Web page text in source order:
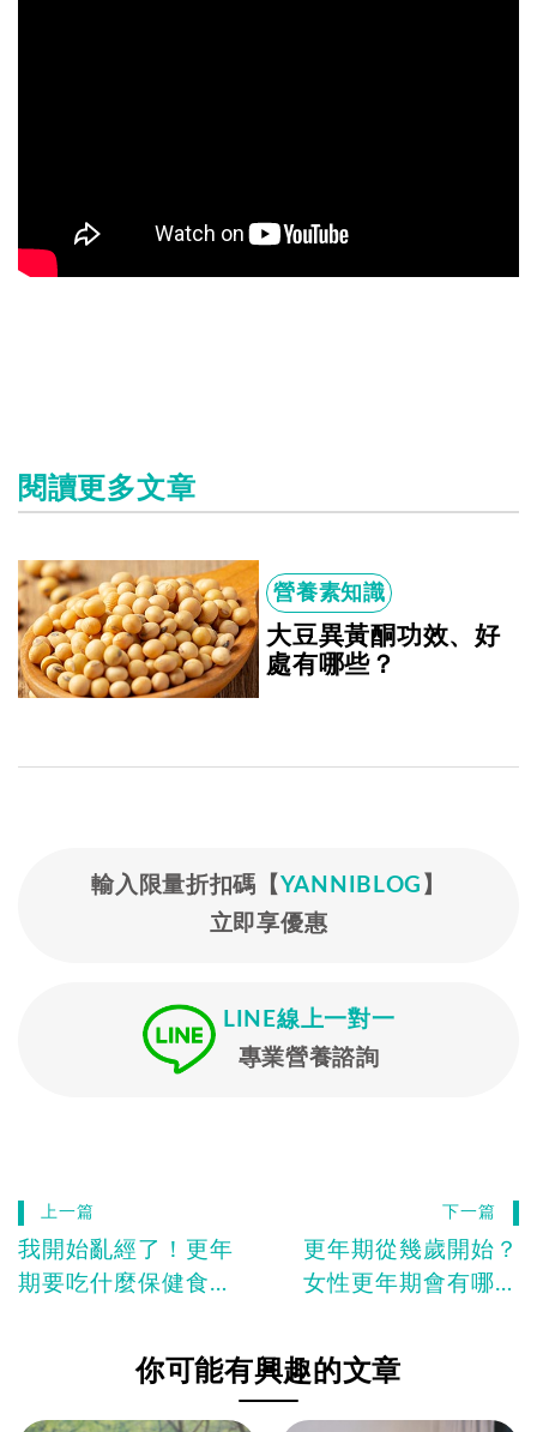
閱讀更多文章
營養素知識
大豆異黃酮功效、好
處有哪些？
輸入限量折扣碼【 YANNIBLOG 】
立即享優惠
LINE線上一對一
專業營養諮詢
上一篇
我開始亂經了！更年
期要吃什麼保健食
下一篇
更年期從幾歲開始？
女性更年期會有哪些
你可能有興趣的文章